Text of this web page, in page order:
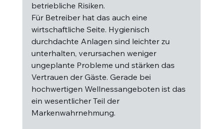
betriebliche Risiken.
Für Betreiber hat das auch eine
wirtschaftliche Seite. Hygienisch
durchdachte Anlagen sind leichter zu
unterhalten, verursachen weniger
ungeplante Probleme und stärken das
Vertrauen der Gäste. Gerade bei
hochwertigen Wellnessangeboten ist das
ein wesentlicher Teil der
Markenwahrnehmung.